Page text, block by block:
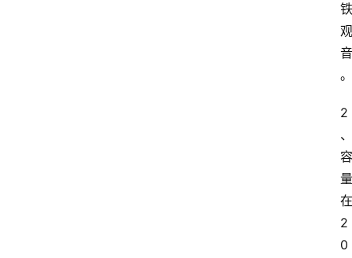
铁
观
音
。
2
、
容
量
在
2
0